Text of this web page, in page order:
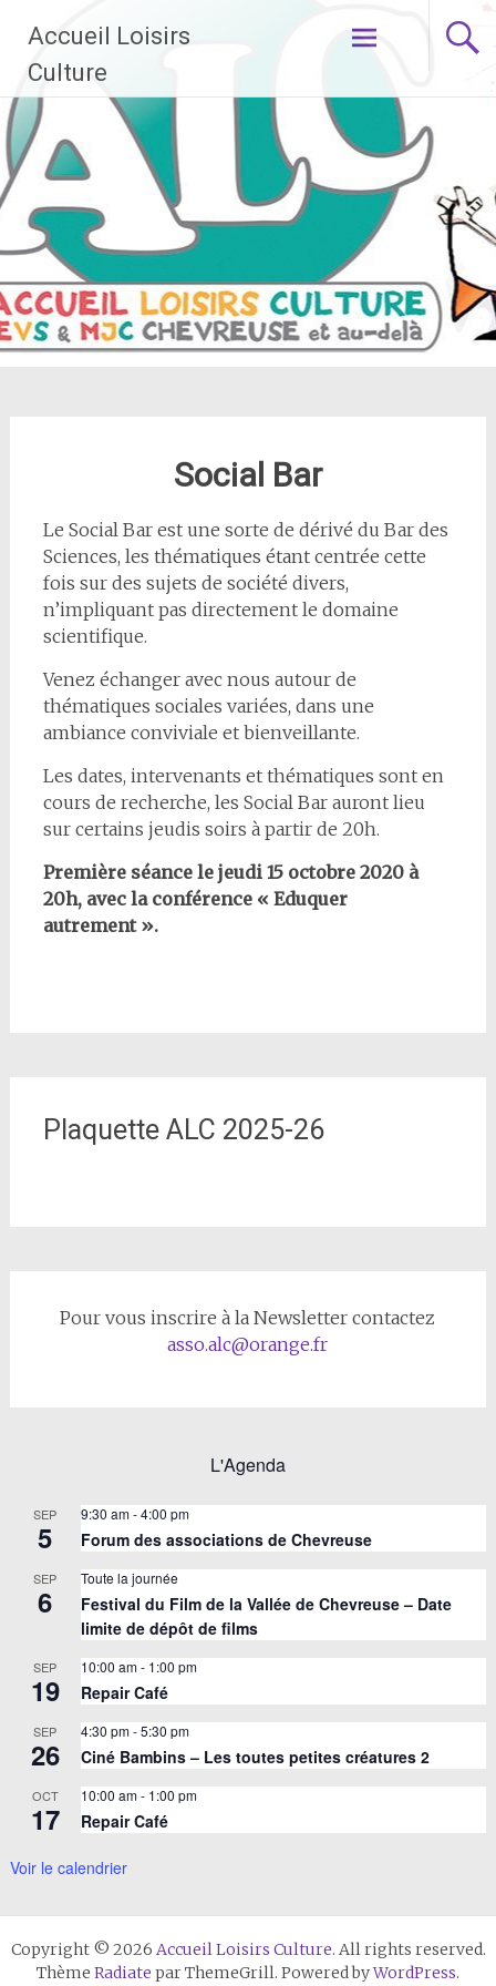
contenu
principal
Accueil Loisirs
Culture
Social Bar
Le Social Bar est une sorte de dérivé du Bar des
Sciences, les thématiques étant centrée cette
fois sur des sujets de société divers,
n’impliquant pas directement le domaine
scientifique.
Venez échanger avec nous autour de
thématiques sociales variées, dans une
ambiance conviviale et bienveillante.
Les dates, intervenants et thématiques sont en
cours de recherche, les Social Bar auront lieu
sur certains jeudis soirs à partir de 20h.
Première séance le jeudi 15 octobre 2020 à
20h, avec la conférence « Eduquer
autrement ».
Plaquette ALC 2025-26
Pour vous inscrire à la Newsletter contactez
asso.alc@orange.fr
L'Agenda
SEP
5
9:30 am-4:00 pm
Forum des associations de Chevreuse
SEP
6
Toute la journée
Festival du Film de la Vallée de Chevreuse – Date
limite de dépôt de films
SEP
19
10:00 am- 1:00 pm
Repair Café
SEP
26
4:30 pm-5:30 pm
Ciné Bambins – Les toutes petites créatures 2
OCT
17
10:00 am- 1:00 pm
Repair Café
Voir le calendrier
Copyright © 2026 Accueil Loisirs Culture. All rights reserved.
Thème Radiate par ThemeGrill. Powered byWordPress.